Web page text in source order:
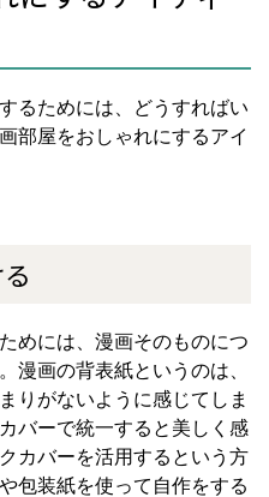
るためには、どうすればい
部屋をおしゃれにするアイ
めには、漫画そのものにつ
漫画の背表紙というのは、
りがないように感じてしま
バーで統一すると美しく感
カバーを活用するという方
包装紙を使って自作をする